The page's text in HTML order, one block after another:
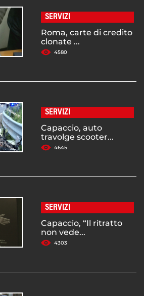
SERVIZI
Roma, carte di credito
clonate ...
4580
SERVIZI
Capaccio, auto
travolge scooter...
4645
SERVIZI
Capaccio, “Il ritratto
non vede...
4303